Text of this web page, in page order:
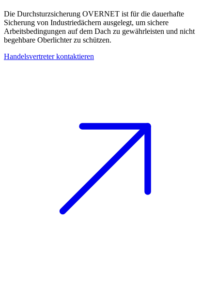
Die Durchsturzsicherung OVERNET ist für die dauerhafte
Sicherung von Industriedächern ausgelegt, um sichere
Arbeitsbedingungen auf dem Dach zu gewährleisten und nicht
begehbare Oberlichter zu schützen.
Handelsvertreter kontaktieren